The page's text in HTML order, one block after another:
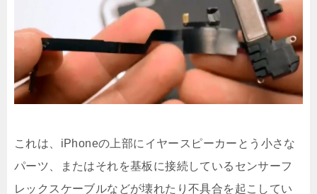
これは、iPhoneの上部にイヤースピーカーとう小さな
パーツ、またはそれを基板に接続しているセンサーフ
レックスケーブルなどが壊れたり不具合を起こしてい